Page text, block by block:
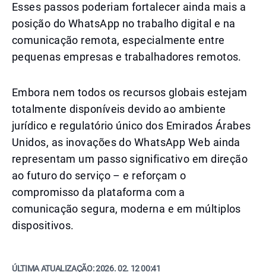
Esses passos poderiam fortalecer ainda mais a
posição do WhatsApp no trabalho digital e na
comunicação remota, especialmente entre
pequenas empresas e trabalhadores remotos.
Embora nem todos os recursos globais estejam
totalmente disponíveis devido ao ambiente
jurídico e regulatório único dos Emirados Árabes
Unidos, as inovações do WhatsApp Web ainda
representam um passo significativo em direção
ao futuro do serviço – e reforçam o
compromisso da plataforma com a
comunicação segura, moderna e em múltiplos
dispositivos.
ÚLTIMA ATUALIZAÇÃO:2026. 02. 12 00:41